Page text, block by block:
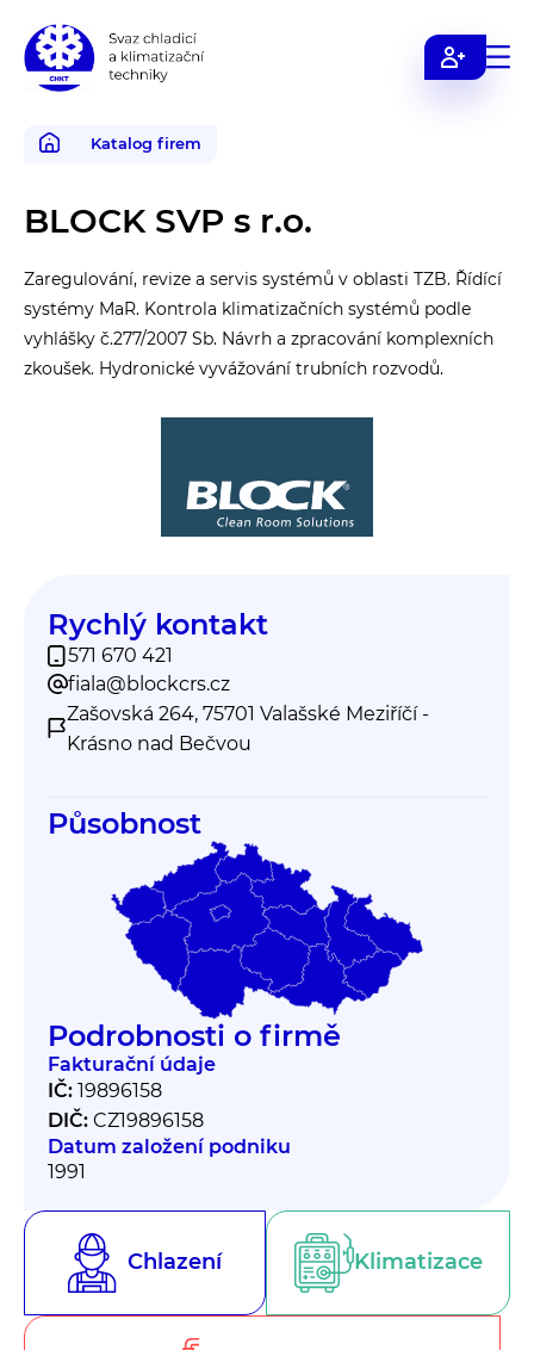
Svaz
chladicí
klimatizační
Katalog firem
BLOCK SVP s r.o.
Zaregulování, revize a servis systémů v oblasti TZB. Řídící
systémy MaR. Kontrola klimatizačních systémů podle
vyhlášky č.277/2007 Sb. Návrh a zpracování komplexních
zkoušek. Hydronické vyvážování trubních rozvodů.
Chlazení Klimatizace
Rychlý kontakt
571 670 421
fiala@blockcrs.cz
Zašovská 264, 75701 Valašské Meziříčí -
Krásno nad Bečvou
Působnost
Podrobnosti o firmě
Fakturační údaje
IČ: 19896158
DIČ: CZ19896158
Datum založení podniku
1991